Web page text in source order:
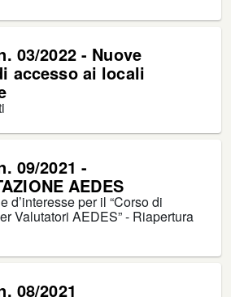
03/2022 - Nuove
accesso ai locali
09/2021 -
AEDES
d’interesse per il “Corso di
Valutatori AEDES” - Riapertura
08/2021